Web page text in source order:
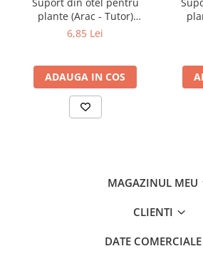
plante (Arac - Tutor)
acoperit cu strat de PVC
6,85 Lei
ADAUGA IN COS
MAGAZINUL MEU
CLIENTI
DATE COMERCIALE